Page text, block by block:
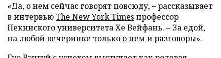
«Да, о нем сейчас говорят повсюду, – рассказывает
в интервьюThe New York Times профессор
Пекинского университета Хе Вейфань. – За едой,
на любой вечеринке только о нем и разговоры».